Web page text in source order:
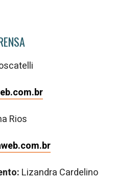
Rios
Lizandra Cardelino